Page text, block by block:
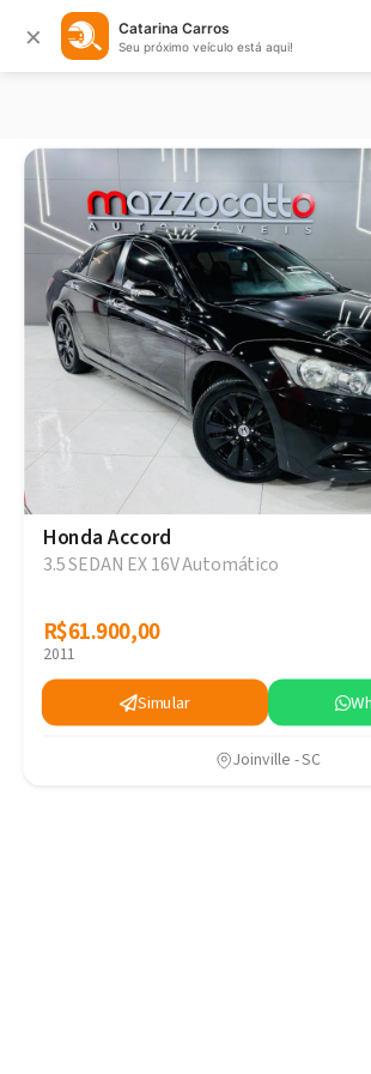
× Catarina Carros
Seu próximo veículo está aqui!
Honda Accord
3.5 SEDAN EX 16V Automático
R$61.900,00
R$61.900,00
2011
Simular
Joinville - SC